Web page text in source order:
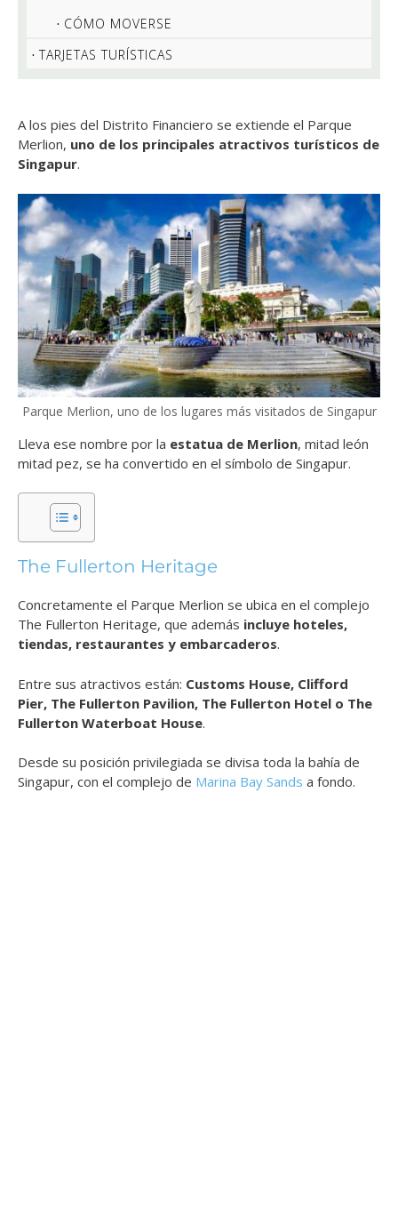
CÓMO MOVERSE
TARJETAS TURÍSTICAS
A los pies del Distrito Financiero se extiende el Parque
Merlion, uno de los principales atractivos turísticos de
Singapur.
Parque Merlion, uno de los lugares más visitados de Singapur
Lleva ese nombre por la estatua de Merlion, mitad león
mitad pez, se ha convertido en el símbolo de Singapur.
The Fullerton Heritage
Concretamente el Parque Merlion se ubica en el complejo
The Fullerton Heritage, que además incluye hoteles,
tiendas, restaurantes y embarcaderos.
Entre sus atractivos están: Customs House, Clifford
Pier, The Fullerton Pavilion, The Fullerton Hotel o The
Fullerton Waterboat House.
Desde su posición privilegiada se divisa toda la bahía de
Singapur, con el complejo de Marina Bay Sands a fondo.